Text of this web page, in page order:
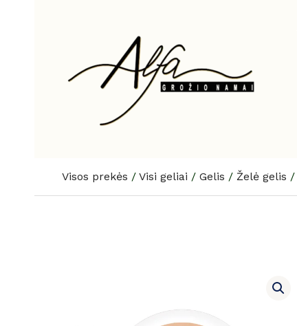
Visos prekės / Visi geliai / Gelis / Želė gelis /